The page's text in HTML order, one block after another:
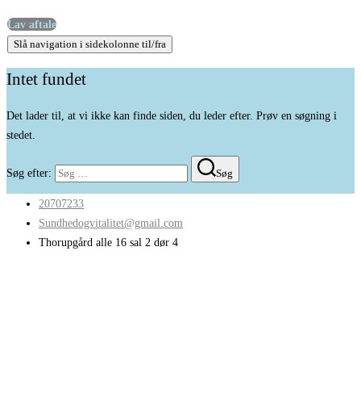
Lav aftale
Slå navigation i sidekolonne til/fra
Intet fundet
Det lader til, at vi ikke kan finde siden, du leder efter. Prøv en søgning i
stedet.
Søg efter: Søg
20707233
Sundhedogvitalitet@gmail.com
Thorupgård alle 16 sal 2 dør 4